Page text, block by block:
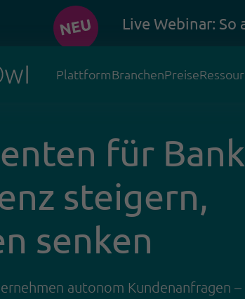
Live Webinar:
PlattformBranchenPreise
für
steigern,
senken
autonom Kundenanfragen –